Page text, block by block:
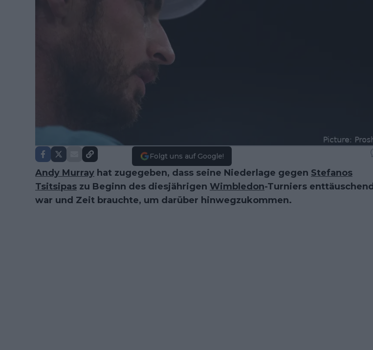
Folgt uns auf Google!
Andy Murray hat zugegeben, dass seine Niederlage gegen Stefanos
Tsitsipas zu Beginn des diesjährigen Wimbledon-Turniers enttäuschend
war und Zeit brauchte, um darüber hinwegzukommen.